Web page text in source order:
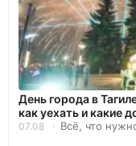
День города в
как уехать и какие
07.08 Всё, что